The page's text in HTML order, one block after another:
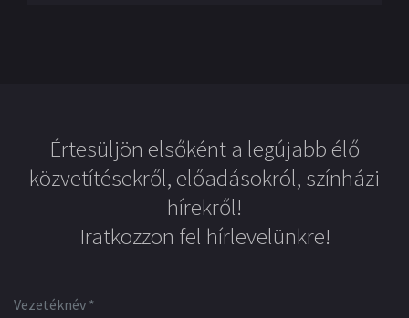
Értesüljön elsőként a legújabb élő
közvetítésekről, előadásokról, színházi
hírekről!
Iratkozzon fel hírlevelünkre!